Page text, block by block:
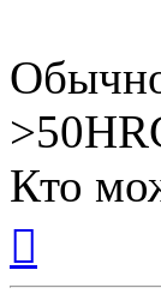
Кто
началу